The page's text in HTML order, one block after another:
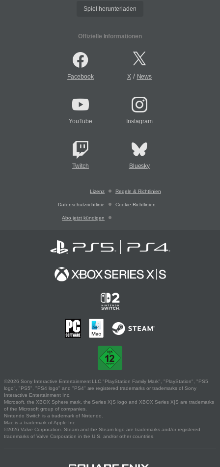
Spiel herunterladen
Offizielle Informationen
Facebook X/ News
YouTube Instagram
Twitch Bluesky
Lizenz Regeln & Richtlinien
Datenschutzrichtlinie Cookie-Richtlinien
Abo jetzt kündigen
©2026 Sony Interactive Entertainment LLC."PlayStation Family Mark", "PlayStation", "PS5
logo", "PS5", "PS4 logo" and "PS4" are registered trademarks or trademarks of Sony
Interactive Entertainment Inc.
Microsoft, the XBOX Sphere mark, the Series X|S logo and XBOX Series X|S are trademarks
of the Microsoft group of companies.
Nintendo Switch is a trademark of Nintendo.
Mac is a trademark of Apple Inc.
©2026 Valve Corporation. Steam and the Steam logo are trademarks and/or registered
trademarks of Valve Corporation in the U.S. and/or other countries.